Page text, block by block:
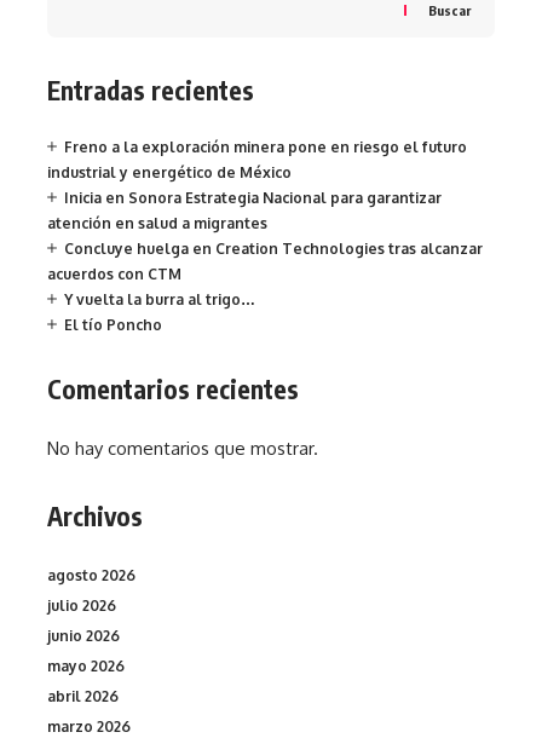
Buscar
Entradas recientes
Freno a la exploración minera pone en riesgo el futuro
industrial y energético de México
Inicia en Sonora Estrategia Nacional para garantizar
atención en salud a migrantes
Concluye huelga en Creation Technologies tras alcanzar
acuerdos con CTM
Y vuelta la burra al trigo…
El tío Poncho
Comentarios recientes
No hay comentarios que mostrar.
Archivos
agosto 2026
julio 2026
junio 2026
mayo 2026
abril 2026
marzo 2026